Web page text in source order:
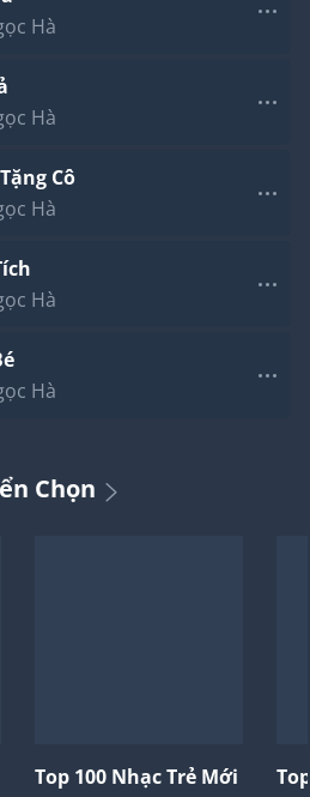
Hà
Hà
Cô
Hà
Hà
Hà
Chọn
Top 100 Nhạc Trẻ Mới